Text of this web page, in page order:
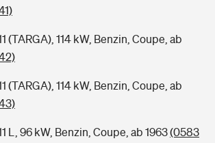
(TARGA), 114 kW, Benzin, Coupe, ab
(TARGA), 114 kW, Benzin, Coupe, ab
L, 96 kW, Benzin, Coupe, ab 1963(0583